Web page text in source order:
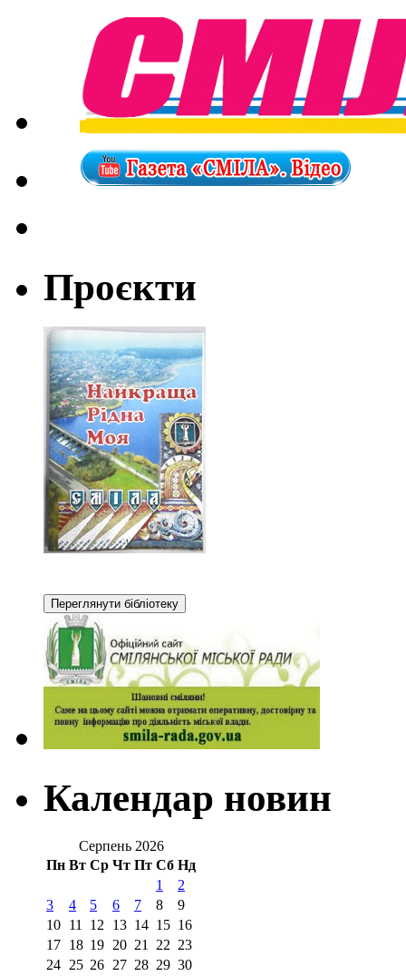
Проєкти
Календар новин
Серпень 2026
Пн Вт Ср Чт Пт Сб Нд
1
2
3
4 5 6 7 8
9
10 11 12 13 14 15 16
17 18 19 20 21 22 23
24 25 26 27 28 29 30